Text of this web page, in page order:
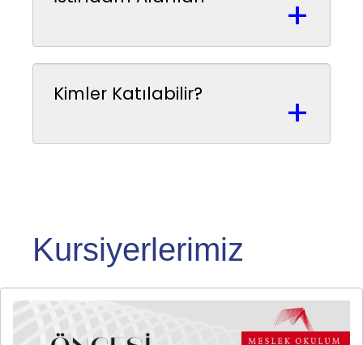
+
Kimler Katılabilir? +
Kursiyerlerimiz